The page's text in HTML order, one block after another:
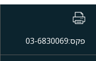
פקס:03-6830069